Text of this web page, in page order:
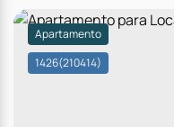
1426(210414)
Apartamento